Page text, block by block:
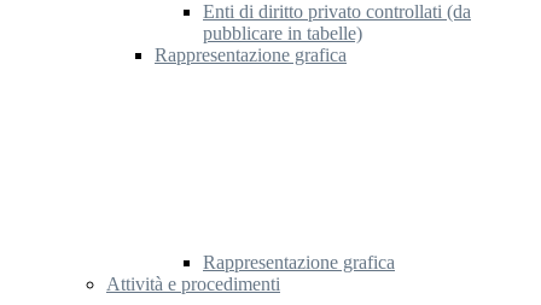
Enti di diritto privato controllati (da
pubblicare in tabelle)
Rappresentazione grafica
Rappresentazione grafica
Attività e procedimenti